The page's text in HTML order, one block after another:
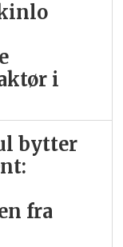
i
bytter
fra